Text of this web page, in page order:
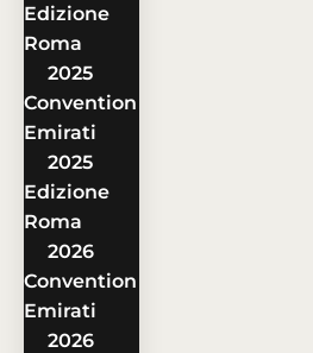
Edizione
Roma
2025
Convention
Emirati
2025
Edizione
Roma
2026
Convention
Emirati
2026